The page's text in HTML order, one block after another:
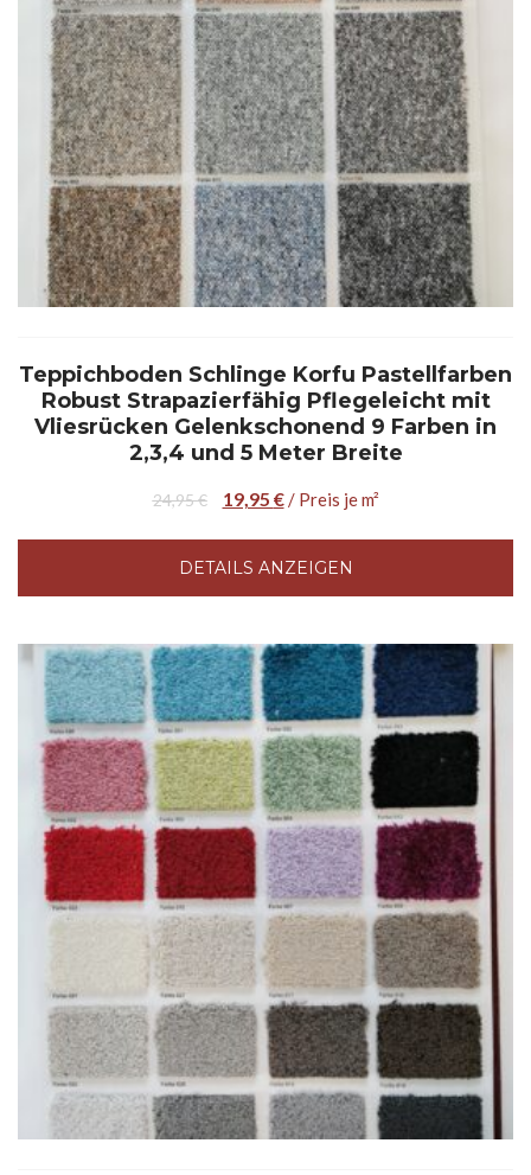
Teppichboden Schlinge Korfu Pastellfarben
Robust Strapazierfähig Pflegeleicht mit
Vliesrücken Gelenkschonend 9 Farben in
2,3,4 und 5 Meter Breite
24,95€ 19,95 €/ Preis je m²
DETAILS ANZEIGEN